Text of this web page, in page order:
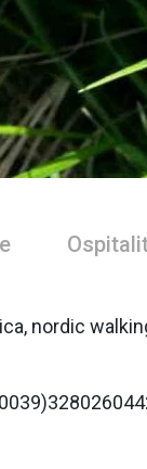
nordic